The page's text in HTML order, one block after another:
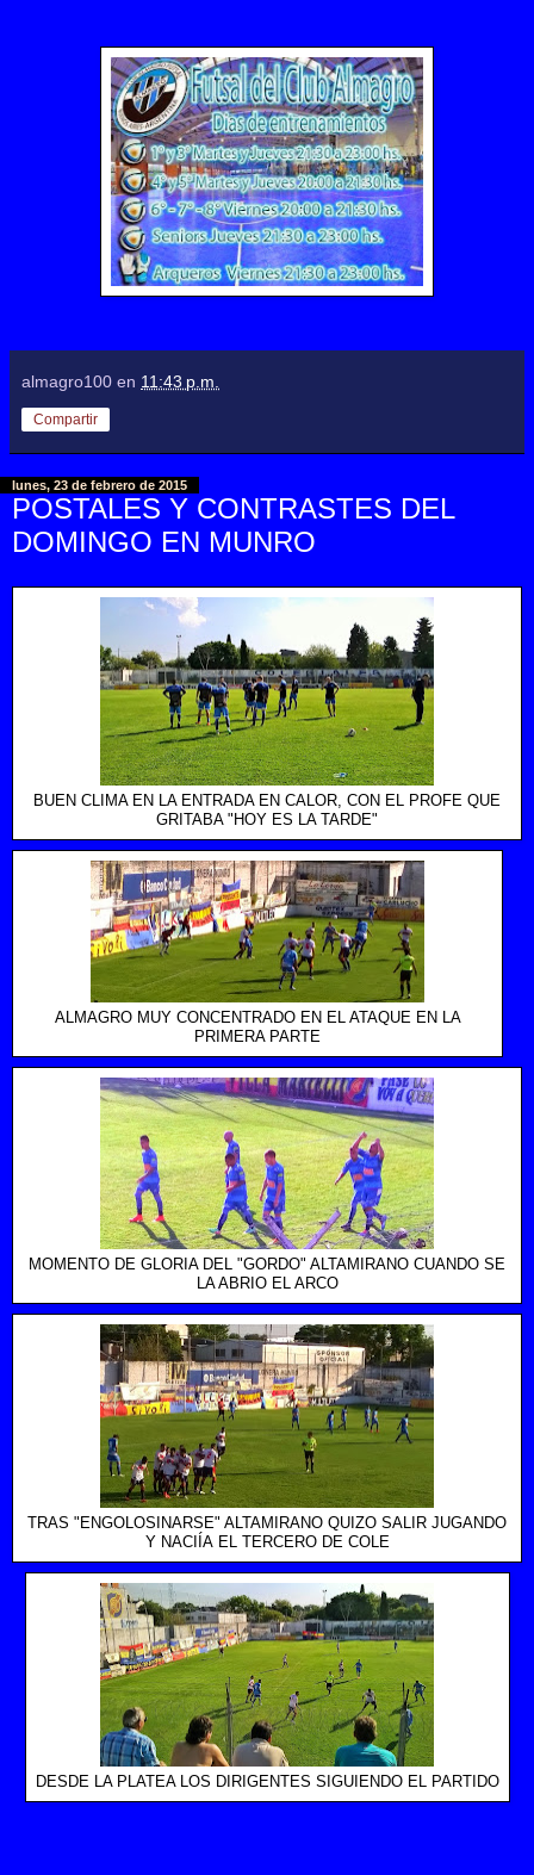
almagro100 en 11:43 p.m.
Compartir
lunes, 23 de febrero de 2015
POSTALES Y CONTRASTES DEL
DOMINGO EN MUNRO
BUEN CLIMA EN LA ENTRADA EN CALOR, CON EL PROFE QUE
GRITABA "HOY ES LA TARDE"
ALMAGRO MUY CONCENTRADO EN EL ATAQUE EN LA
PRIMERA PARTE
MOMENTO DE GLORIA DEL "GORDO" ALTAMIRANO CUANDO SE
LA ABRIO EL ARCO
TRAS "ENGOLOSINARSE" ALTAMIRANO QUIZO SALIR JUGANDO
Y NACIÍA EL TERCERO DE COLE
DESDE LA PLATEA LOS DIRIGENTES SIGUIENDO EL PARTIDO